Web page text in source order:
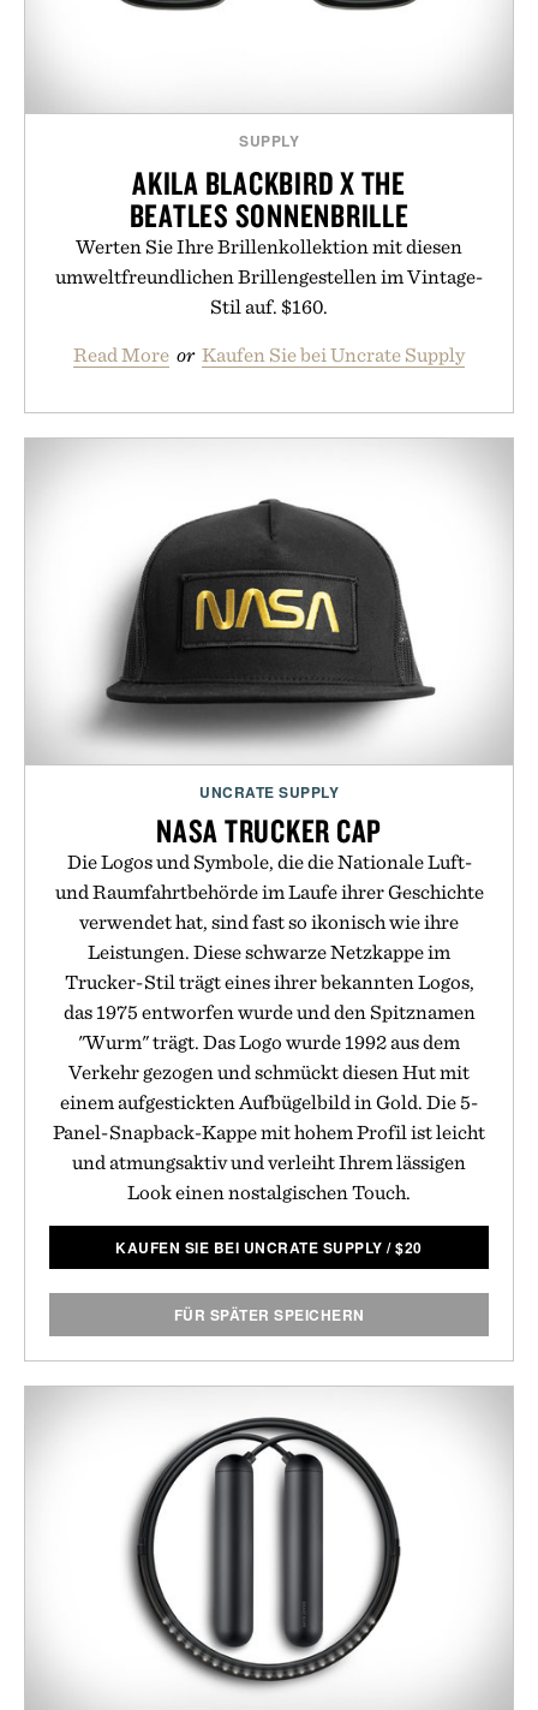
SUPPLY
AKILA BLACKBIRD X THE
BEATLES SONNENBRILLE
Werten Sie Ihre Brillenkollektion mit diesen
umweltfreundlichen Brillengestellen im Vintage-
Stil auf. $160.
Read More or Kaufen Sie bei Uncrate Supply
UNCRATE SUPPLY
NASA TRUCKER CAP
Die Logos und Symbole, die die Nationale Luft-
und Raumfahrtbehörde im Laufe ihrer Geschichte
verwendet hat, sind fast so ikonisch wie ihre
Leistungen. Diese schwarze Netzkappe im
Trucker-Stil trägt eines ihrer bekannten Logos,
das 1975 entworfen wurde und den Spitznamen
"Wurm" trägt. Das Logo wurde 1992 aus dem
Verkehr gezogen und schmückt diesen Hut mit
einem aufgestickten Aufbügelbild in Gold. Die 5-
Panel-Snapback-Kappe mit hohem Profil ist leicht
und atmungsaktiv und verleiht Ihrem lässigen
Look einen nostalgischen Touch.
KAUFEN SIE BEI UNCRATE SUPPLY /$20
FÜR SPÄTER SPEICHERN